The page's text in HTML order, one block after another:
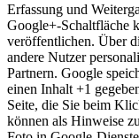
Erfassung und
Google+-Schaltfläche
veröffentlichen. Über
andere Nutzer
Partnern. Google
einen Inhalt +1
Seite, die Sie beim
können als Hinweise